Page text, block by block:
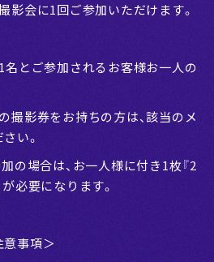
影会に1回ご参加いただけます。
名とご参加されるお客様お一人の
撮影券をお持ちの方は、該当のメ
い。
の場合は、お一人様に付き1枚『2
必要になります。
事項＞